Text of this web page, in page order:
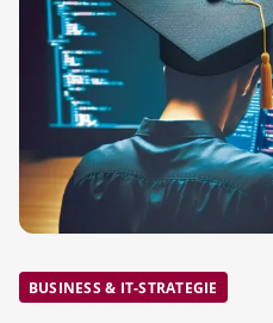
BUSINESS & IT-STRATEGIE